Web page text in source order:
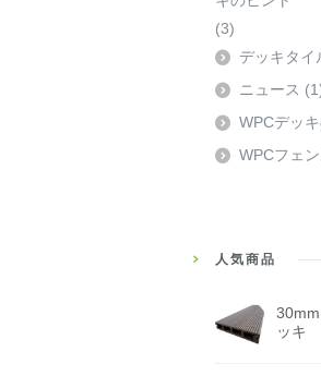
(3)
デッキタイ
ニュース
WPCデッ
WPCフェ
人気商品
ッキ